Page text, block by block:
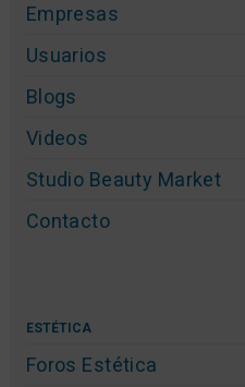
Empresas
Usuarios
Blogs
Videos
Studio Beauty Market
Contacto
ESTÉTICA
Foros Estética